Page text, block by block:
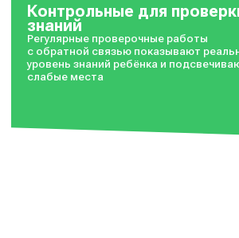
Контрольные для
знаний
Регулярные проверочные работы
с обратной связью показывают
уровень знаний ребёнка и
слабые места